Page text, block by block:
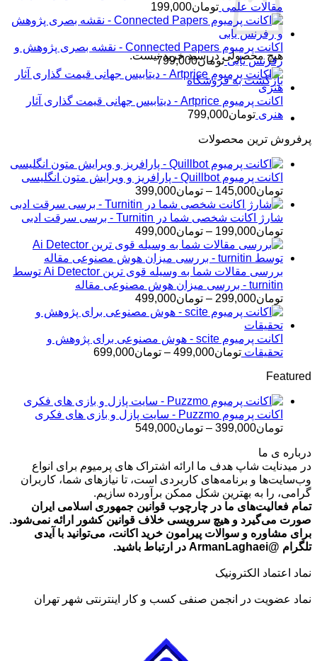
هیچ محصولی در سبد خرید نیست.
بازگشت به فروشگاه
مقالات علمی تومان199,000
اکانت پرمیوم Connected Papers - نقشه بصری پژوهش و
رفرنس یابی تومان799,000
اکانت پرمیوم Artprice - دیتابیس جهانی قیمت ‌گذاری آثار
هنری تومان799,000
پرفروش ترین محصولات
اکانت پرمیوم Quillbot - پارافریز و ویرایش متون انگلیسی
تومان145,000
– تومان399,000محدوده
قیمت:
تومان145,000
تا
تومان399,000
شارژ اکانت شخصی شما در Turnitin - برسی سرقت ادبی
تومان199,000
– تومان499,000محدوده
قیمت:
تومان199,000
تا
تومان499,000
بررسی مقالات شما به وسیله قوی ترین Ai Detector توسط
turnitin - بررسی میزان هوش مصنوعی مقاله
تومان299,000
– تومان499,000محدوده
قیمت:
تا
تومان499,000
اکانت پرمیوم scite - هوش مصنوعی برای پژوهش و
تحقیقات تومان499,000
– تومان699,000محدوده
تومان699,000
Featured
اکانت پرمیوم Puzzmo - سایت پازل و بازی های فکری
تومان399,000
– تومان549,000
تا
تومان549,000
درباره ی ما
در میدنایت شاپ هدف ما ارائه اشتراک های پرمیوم برای انواع
وب‌سایت‌ها و برنامه‌های کاربردی است، تا نیازهای شما، کاربران
گرامی، را به بهترین شکل ممکن برآورده سازیم.
تمام فعالیت‌های ما در چارچوب قوانین جمهوری اسلامی ایران
صورت می‌گیرد و هیچ سرویسی خلاف قوانین کشور ارائه نمی‌شود.
برای مشاوره و سوالات پیرامون خرید اکانت، می‌توانید با آیدی
تلگرام @ArmanLaghaei در ارتباط باشید.
نماد اعتماد الکترونیک
نماد عضویت در انجمن صنفی کسب و کار اینترنتی شهر تهران